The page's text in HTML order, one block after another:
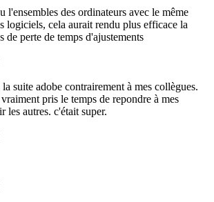
l'ensembles des ordinateurs avec le même
logiciels, cela aurait rendu plus efficace la
de perte de temps d'ajustements
suite adobe contrairement à mes collègues.
pris le temps de repondre à mes
les autres. c'était super.